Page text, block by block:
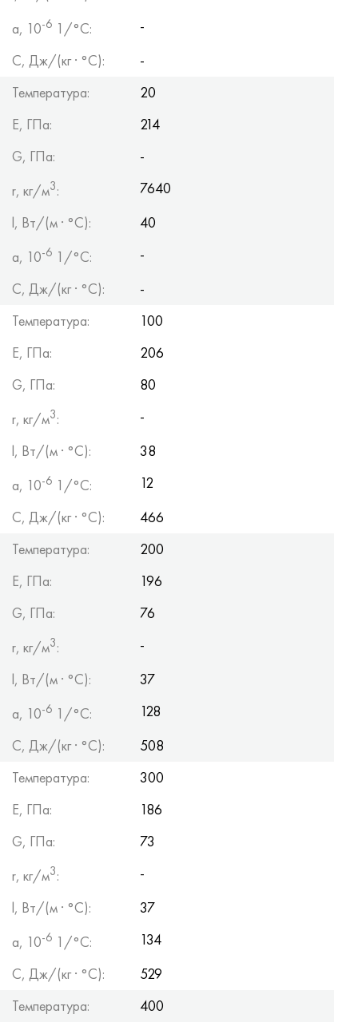
a, 10-6 1/°С:
-
С, Дж/(кг · °С):
-
Температура:
20
Е, ГПа:
214
G, ГПа:
-
r, кг/м3:
7640
l, Вт/(м · °С):
40
a, 10-6 1/°С:
-
С, Дж/(кг · °С):
-
Температура:
100
Е, ГПа:
206
G, ГПа:
80
r, кг/м3:
-
l, Вт/(м · °С):
38
a, 10-6 1/°С:
12
С, Дж/(кг · °С):
466
Температура:
200
Е, ГПа:
196
G, ГПа:
76
r, кг/м3:
-
l, Вт/(м · °С):
37
a, 10-6 1/°С:
128
С, Дж/(кг · °С):
508
Температура:
300
Е, ГПа:
186
G, ГПа:
73
r, кг/м3:
-
l, Вт/(м · °С):
37
a, 10-6 1/°С:
134
С, Дж/(кг · °С):
529
Температура:
400